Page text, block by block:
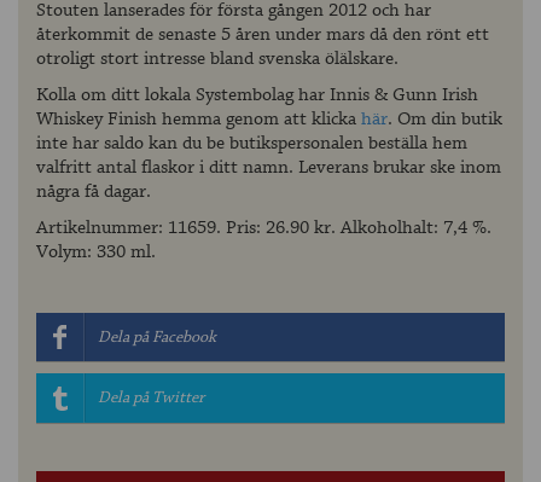
Stouten lanserades för första gången 2012 och har
återkommit de senaste 5 åren under mars då den rönt ett
otroligt stort intresse bland svenska ölälskare.
Kolla om ditt lokala Systembolag har Innis & Gunn Irish
Whiskey Finish hemma genom att klickahär. Om din butik
inte har saldo kan du be butikspersonalen beställa hem
valfritt antal flaskor i ditt namn. Leverans brukar ske inom
några få dagar.
Artikelnummer: 11659. Pris: 26.90 kr. Alkoholhalt: 7,4 %.
Volym: 330 ml.
Dela på Facebook
Dela på Twitter